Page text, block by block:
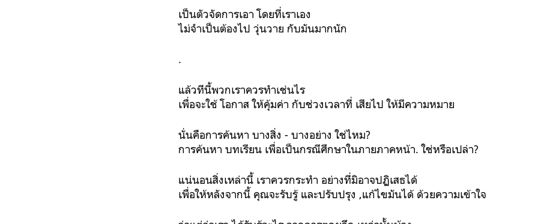
เป็นตัวจัดการเอา โดยที่เราเอง
ไม่จำเป็นต้องไป วุ่นวาย กับมันมากนัก
.
แล้วทีนี้พวกเราควรทำเช่นไร
เพื่อจะใช้ โอกาส ให้คุ้มค่า กับช่วงเวลาที่ เสียไป ให้มีความหมาย
นั่นคือการค้นหา บางสิ่ง - บางอย่าง ใช่ไหม?
การค้นหา บทเรียน เพื่อเป็นกรณีศึกษาในภายภาคหน้า. ใช่หรือเปล่า?
แน่นอนสิ่งเหล่านี้ เราควรกระทำ อย่างที่มิอาจปฏิเสธได้
เพื่อให้หลังจากนี้ คุณจะรับรู้ และปรับปรุง ,แก้ไขมันได้ ด้วยความเข้าใจ